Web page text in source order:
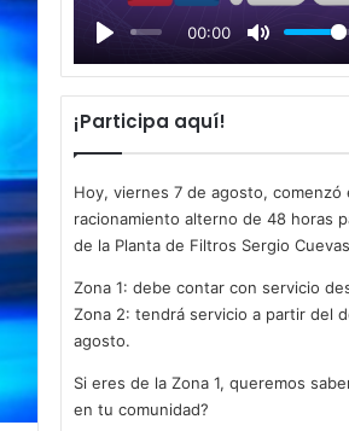
00:00
l
a
y
¡Participa aquí!
Hoy, viernes 7 de agosto, comenzó
racionamiento alterno de 48 horas
de la Planta de Filtros Sergio
Zona 1: debe contar con servicio
Zona 2: tendrá servicio a partir del
agosto.
Si eres de la Zona 1, queremos
en tu comunidad?